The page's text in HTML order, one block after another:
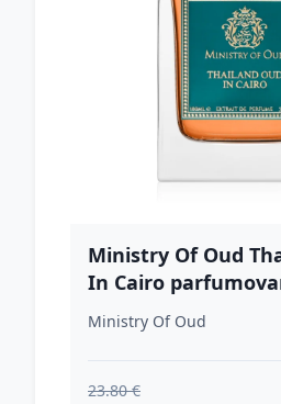
Ministry Of Oud
In Cairo
unisex 100 ml
Ministry Of Oud
23.80 €